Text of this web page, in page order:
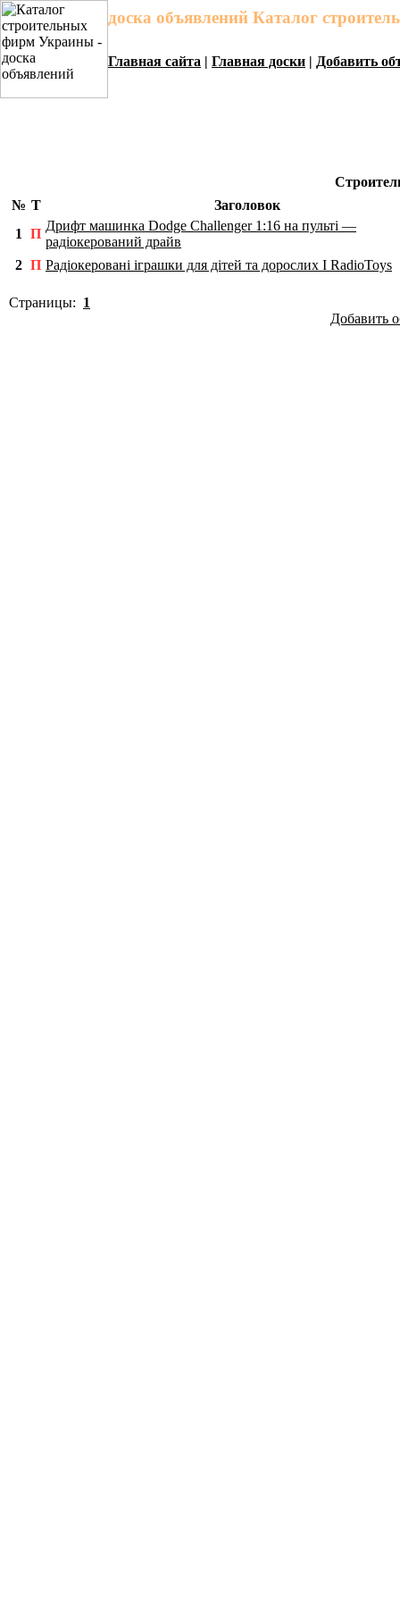
доска объявлений Каталог
Главная сайта | Главная доски | Добавить
№ Т
Заголовок
1
П
Дрифт машинка Dodge Challenger 1:16 на пульті —
радіокерований драйв
2 П Радіокеровані іграшки для дітей та дорослих I RadioToys
Страницы: 1
Добавить